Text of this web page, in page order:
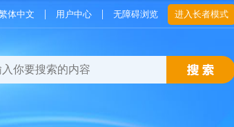
体中文 | 用户中心 | 无障碍浏览 进入长者模式